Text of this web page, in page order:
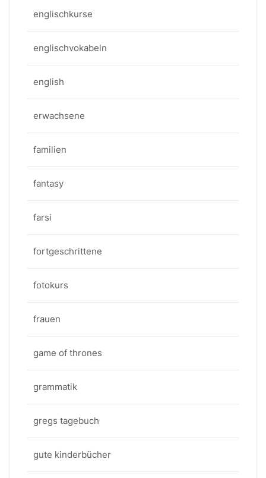
englischkurse
englischvokabeln
english
erwachsene
familien
fantasy
farsi
fortgeschrittene
fotokurs
frauen
game of thrones
grammatik
gregs tagebuch
gute kinderbücher